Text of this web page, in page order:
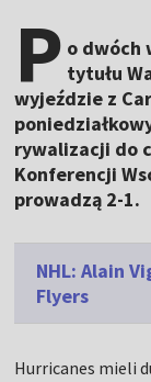
P o dwóch
tytułu
wyjeździe z
rywalizacji do
Konferencji
prowadzą 2-1.
NHL: Alain
Flyers
Hurricanes mieli